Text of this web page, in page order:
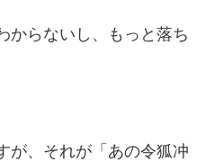
からないし、もっと落ち
が、それが「あの令狐冲